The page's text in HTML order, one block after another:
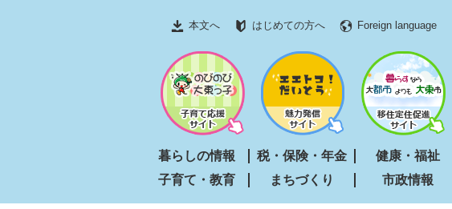
文
本文へ はじめての方へ Foreign language
暮らしの情報 税・保険・年金
健康・福祉
子育て・教育
まちづくり 市政情報